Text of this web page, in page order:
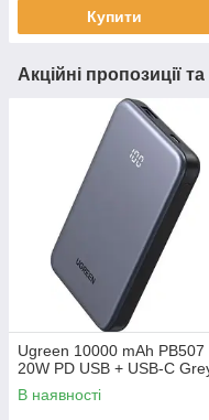
Купити
Акційні пропозиції
Ugreen 10000 mAh PB507
20W PD USB + USB-C
В наявності